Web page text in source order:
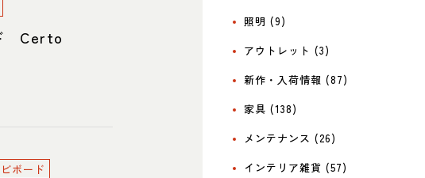
照明 (9)
アウトレット (3)
新作・入荷情報 (87)
家具 (138)
メンテナンス (26)
インテリア雑貨 (57)
Certo
ボード